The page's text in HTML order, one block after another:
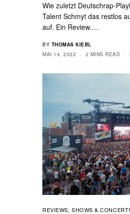
Wie zuletzt Deutschrap-
Talent Schmyt das restlos
auf. Ein Review.…
BY THOMAS KIEBL
MAI 14, 2022
2 MINS READ
REVIEWS, SHOWS &